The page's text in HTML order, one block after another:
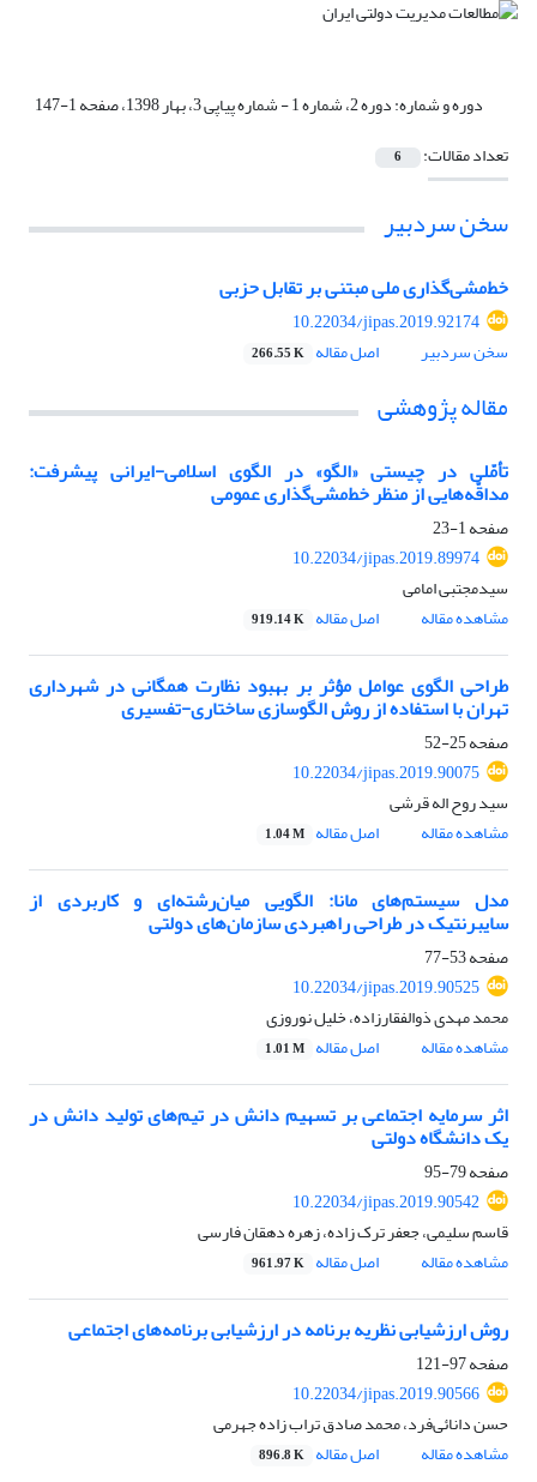
دوره و شماره:دوره 2، شماره 1 - شماره پیاپی 3، بهار 1398، صفحه 1-147
تعداد مقالات:
6
سخن سردبیر
خط‌مشی‌گذاری ملی مبتنی بر تقابل حزبی
10.22034/jipas.2019.92174
سخن سردبیر
اصل مقاله 266.55 K
مقاله پژوهشی
تأمّلی در چیستی «الگو» در الگوی اسلامی-ایرانی پیشرفت:
مداقّه‌هایی از منظر خط‌مشی‌گذاری عمومی
صفحه1-23
10.22034/jipas.2019.89974
سیدمجتبی امامی
مشاهده مقاله
اصل مقاله 919.14 K
طراحی الگوی عوامل مؤثر بر بهبود نظارت همگانی در شهرداری
تهران با استفاده از روش الگوسازی ساختاری-تفسیری
صفحه25-52
10.22034/jipas.2019.90075
سید روح اله قرشی
مشاهده مقاله
اصل مقاله 1.04 M
مدل سیستم‌های مانا: الگویی میان‌رشته‌ای و کاربردی از
سایبرنتیک در طراحی راهبردی سازمان‌های دولتی
صفحه53-77
10.22034/jipas.2019.90525
محمد مهدی ذوالفقارزاده، خلیل نوروزی
مشاهده مقاله
اصل مقاله 1.01 M
اثر سرمایه اجتماعی بر تسهیم دانش در تیم‌های تولید دانش در
یک دانشگاه دولتی
صفحه79-95
10.22034/jipas.2019.90542
قاسم سلیمی، جعفر ترک زاده، زهره دهقان فارسی
مشاهده مقاله
اصل مقاله 961.97 K
روش ارزشیابی نظریه برنامه در ارزشیابی برنامه‌های اجتماعی
صفحه97-121
10.22034/jipas.2019.90566
حسن دانائی‌فرد، محمد صادق تراب زاده جهرمی
مشاهده مقاله
اصل مقاله 896.8 K